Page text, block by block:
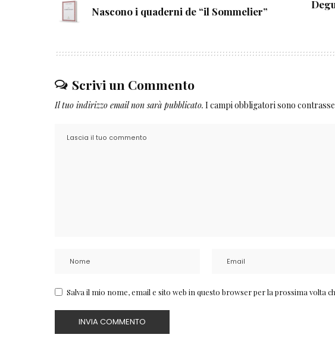
Nascono i quaderni de “il Sommelier”
Scrivi un Commento
Il tuo indirizzo email non sarà pubblicato. I campi obbligatori sono
Salva il mio nome, email e sito web in questo browser per la prossima volta